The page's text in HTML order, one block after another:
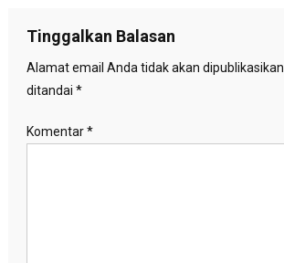
Tinggalkan Balasan
Alamat email Anda tidak akan dipublikasikan.
ditandai *
Komentar*